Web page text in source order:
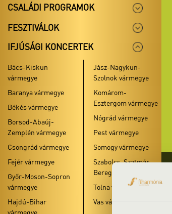
CSALÁDI PROGRAMOK
FESZTIVÁLOK
IFJÚSÁGI KONCERTEK
Bács-Kiskun
vármegye
Baranya vármegye
Békés vármegye
Borsod-Abaúj-
Zemplén vármegye
Csongrád vármegye
Fejér vármegye
Győr-Moson-Sopron
vármegye
Hajdú-Bihar
vármegye
Jász-Nagykun-
Szolnok vármegye
Komárom-
Esztergom vármegye
Nógrád vármegye
Pest vármegye
Somogy vármegye
Szabolcs-Szatmár-
Bereg vármegye
Tolna vármegye
Vas vármegye